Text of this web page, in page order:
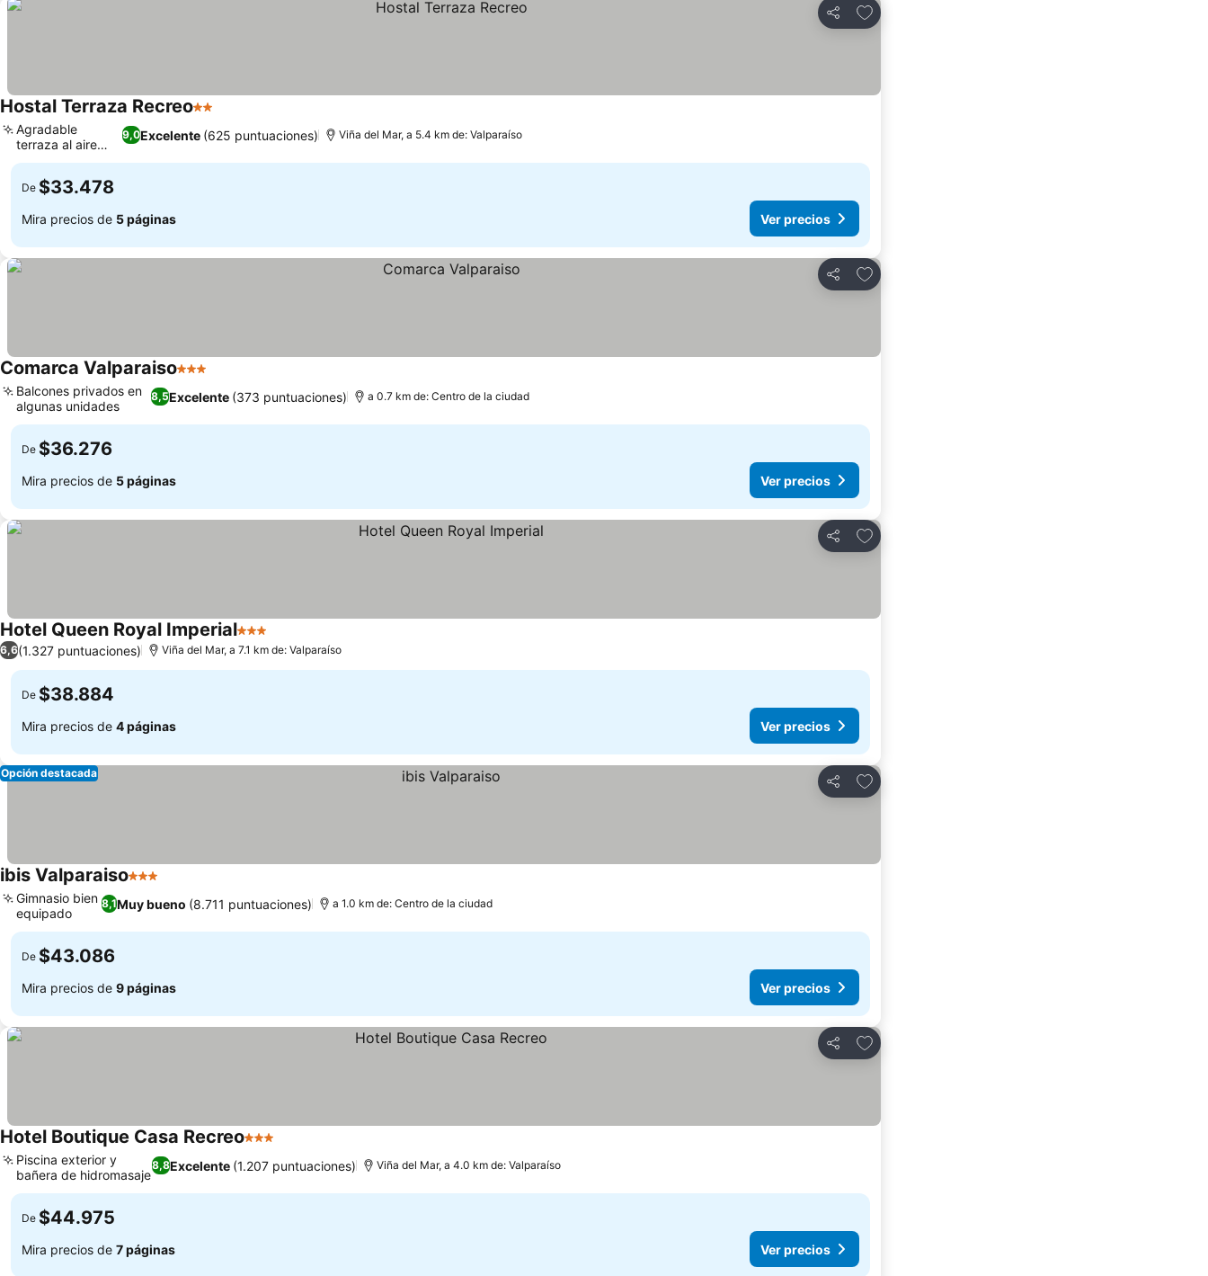
Compartir
Agregar a favoritos
Hostal Terraza Recreo2 Estrellas
9,0Excelente (625 puntuaciones)
Agradable
terraza al aire
libre
Viña del Mar, a 5.4 km de: Valparaíso
De $33.478
Mira precios de 5 páginas Ver precios
Compartir
Agregar a favoritos
Comarca Valparaiso3 Estrellas
8,5Excelente (373 puntuaciones)
Balcones privados en
algunas unidades
a 0.7 km de: Centro de la ciudad
De $36.276
Mira precios de 5 páginas Ver precios
Compartir
Agregar a favoritos
Hotel Queen Royal Imperial3 Estrellas
6,6(1.327 puntuaciones) Viña del Mar, a 7.1 km de: Valparaíso
De $38.884
Mira precios de 4 páginas Ver precios
Compartir
Agregar a favoritos
Opción destacada
ibis Valparaiso3 Estrellas
8,1Muy bueno (8.711 puntuaciones)
Gimnasio bien
equipado
a 1.0 km de: Centro de la ciudad
De $43.086
Mira precios de 9 páginas Ver precios
Compartir
Agregar a favoritos
Hotel Boutique Casa Recreo3 Estrellas
8,8Excelente (1.207 puntuaciones)
Piscina exterior y
bañera de hidromasaje
Viña del Mar, a 4.0 km de: Valparaíso
De $44.975
Mira precios de 7 páginas Ver precios